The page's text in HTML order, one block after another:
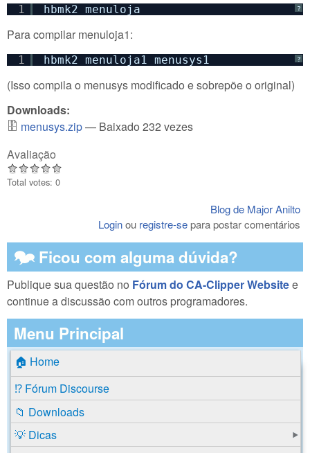
?
1 hbmk2 menuloja
Para compilar menuloja1:
?
1 hbmk2 menuloja1 menusys1
(Isso compila o menusys modificado e sobrepõe o original)
Downloads:
menusys.zip— Baixado 232 vezes
Avaliação
Total votes: 0
Blog de Major Anilto
Loginou registre-separa postar comentários
🗫 Ficou com alguma dúvida?
Publique sua questão no Fórum do CA-Clipper Websitee
continue a discussão com outros programadores.
Menu Principal
🏠 Home
⁉️ Fórum Discourse
📁 Downloads
💡 Dicas